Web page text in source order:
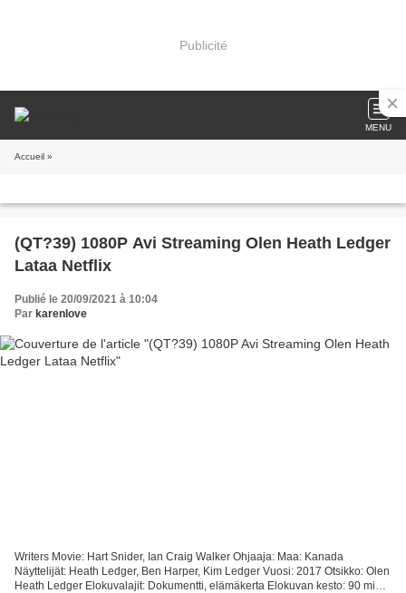
Publicité
MENU
Accueil »
(QT?39) 1080P Avi Streaming Olen Heath Ledger
Lataa Netflix
Publié le 20/09/2021 à 10:04
Par karenlove
Writers Movie: Hart Snider, Ian Craig Walker Ohjaaja: Maa: Kanada
Näyttelijät: Heath Ledger, Ben Harper, Kim Ledger Vuosi: 2017 Otsikko: Olen
Heath Ledger Elokuvalajit: Dokumentti, elämäkerta Elokuvan kesto: 90 min []